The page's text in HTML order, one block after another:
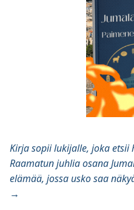
Kirja sopii lukijalle, joka etsii
Raamatun juhlia osana
elämää, jossa usko saa
→